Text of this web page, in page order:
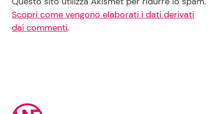
Scopri come vengono elaborati i dati derivati
dai commenti.